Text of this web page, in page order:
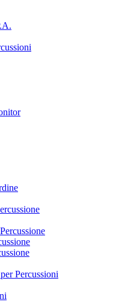
Percussioni